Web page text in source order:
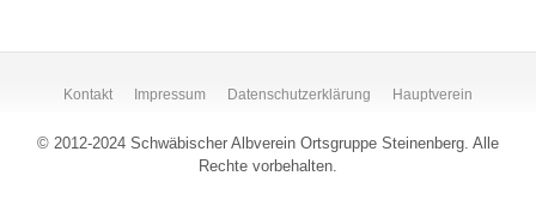
Kontakt Impressum Datenschutzerklärung Hauptverein
© 2012-2024 Schwäbischer Albverein Ortsgruppe Steinenberg. Alle
Rechte vorbehalten.